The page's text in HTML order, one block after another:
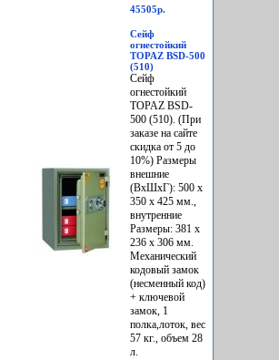
45505р.
Сейф
огнестойкий
TOPAZ BSD-500
(510)
Сейф
огнестойкий
TOPAZ BSD-
500 (510). (При
заказе на сайте
скидка от 5 до
10%) Размеры
внешние
(ВхШхГ): 500 х
350 х 425 мм.,
внутренние
Размеры: 381 х
236 х 306 мм.
Механический
кодовый замок
(несменный код)
+ ключевой
замок, 1
полка,лоток, вес
57 кг., объем 28
л.